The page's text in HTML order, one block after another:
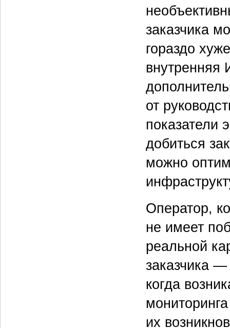
заказчика
гораздо
внутренняя
от
показатели
добиться
можно
Оператор,
не имеет
реальной
заказчика
когда
их